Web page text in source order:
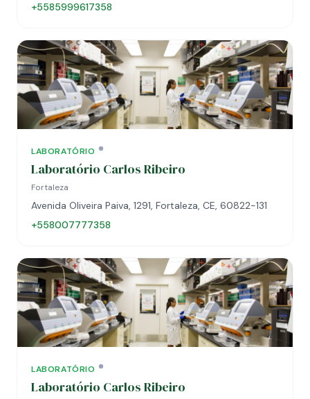
+5585999617358
LABORATÓRIO
Laboratório Carlos Ribeiro
Fortaleza
Avenida Oliveira Paiva, 1291, Fortaleza, CE, 60822-131
+558007777358
LABORATÓRIO
Laboratório Carlos Ribeiro